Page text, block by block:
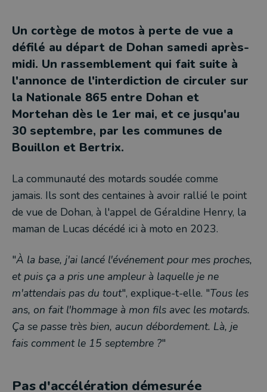
Un cortège de motos à perte de vue a
défilé au départ de Dohan samedi après-
midi. Un rassemblement qui fait suite à
l'annonce de l'interdiction de circuler sur
la Nationale 865 entre Dohan et
Mortehan dès le 1er mai, et ce jusqu'au
30 septembre, par les communes de
Bouillon et Bertrix.
La communauté des motards soudée comme
jamais. Ils sont des centaines à avoir rallié le point
de vue de Dohan, à l'appel de Géraldine Henry, la
maman de Lucas décédé ici à moto en 2023.
"À la base, j'ai lancé l'événement pour mes proches,
et puis ça a pris une ampleur à laquelle je ne
m'attendais pas du tout", explique-t-elle. "Tous les
ans, on fait l'hommage à mon fils avec les motards.
Ça se passe très bien, aucun débordement. Là, je
fais comment le 15 septembre ?"
Pas d'accélération démesurée